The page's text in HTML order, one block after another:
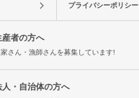
プライバシーポリシー
産者の方へ
家さん・漁師さんを募集しています!
人・自治体の方へ